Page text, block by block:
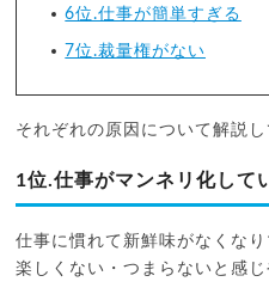
6位.仕事が簡単すぎる
7位.裁量権がない
それぞれの原因について解説し
1位.仕事がマンネリ化して
仕事に慣れて新鮮味がなくな
楽しくない・つまらないと感じ